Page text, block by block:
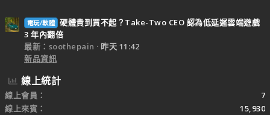
電玩/軟體 硬體貴到買不起？Take-Two CEO 認為低延遲雲端遊戲
3 年內翻倍
最新：soothepain
昨天 11:42
新品資訊
線上統計
線上會員
7
線上來賓
15,930